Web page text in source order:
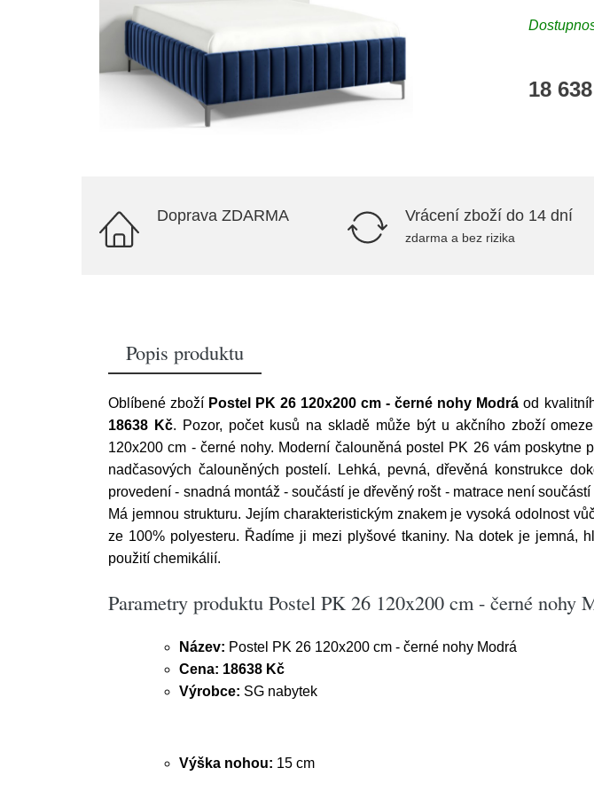
18
Doprava ZDARMA Vrácení zboží do 14 dní
zdarma a bez rizika
Popis produktu
Oblíbené zboží Postel PK 26 120x200 cm - černé nohy Modrá od
18638 Kč. Pozor, počet kusů na skladě může být u akčního zboží
120x200 cm - černé nohy. Moderní čalouněná postel PK 26 vám
nadčasových čalouněných postelí. Lehká, pevná, dřevěná konstrukce
provedení - snadná montáž - součástí je dřevěný rošt - matrace není
Má jemnou strukturu. Jejím charakteristickým znakem je vysoká odolnost
ze 100% polyesteru. Řadíme ji mezi plyšové tkaniny. Na dotek je jemná,
použití chemikálií.
Parametry produktu Postel PK 26 120x200 cm - černé nohy
Název: Postel PK 26 120x200 cm - černé nohy Modrá
Cena: 18638 Kč
Výrobce: SG nabytek
Výška nohou: 15 cm